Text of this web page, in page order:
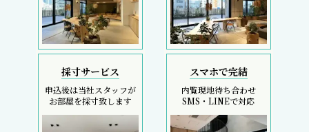
採寸サービス
申込後は当社スタッフが
お部屋を採寸致します
スマホで完結
内覧現地待ち合わせ
SMS・LINEで対応